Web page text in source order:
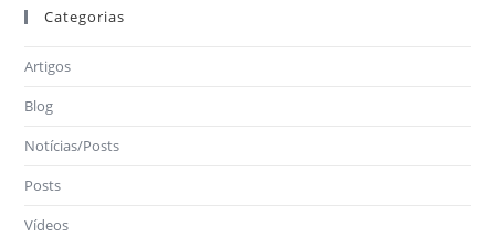
Categorias
Artigos
Blog
Notícias/Posts
Posts
Vídeos